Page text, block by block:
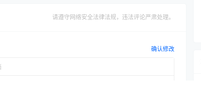
请遵守网络安全法律法规，违法评论严肃处理。
确认修改